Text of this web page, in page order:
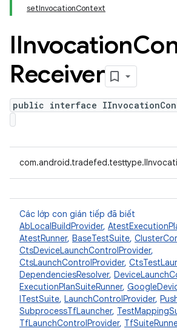
setInvocationContext
IInvocation
Receiver
public interface
Các lớp con gián tiếp đã biết
AbLocalBuildProvider,
AtestRunner, BaseTestSuite,
CtsDeviceLaunchControlProvider,
CtsLaunchControlProvider,
DependenciesResolver,
ExecutionPlanSuiteRunner,
ITestSuite, LaunchControlProvider,
SubprocessTfLauncher,
TfLaunchControlProvider,